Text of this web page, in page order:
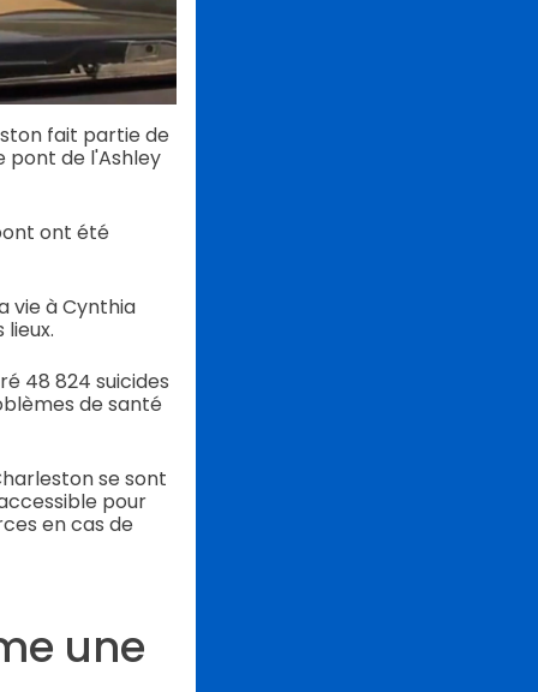
fait partie de
pont de l'Ashley
ont été
vie à Cynthia
48 824 suicides
de santé
se sont
pour
en cas de
une